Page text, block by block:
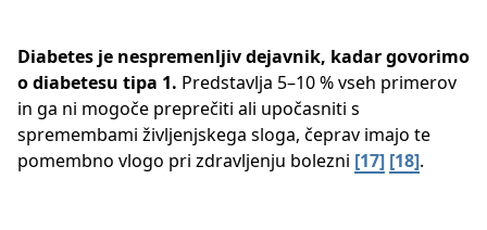
Diabetes je nespremenljiv dejavnik, kadar govorimo
o diabetesu tipa 1. Predstavlja 5–10 % vseh primerov
in ga ni mogoče preprečiti ali upočasniti s
spremembami življenjskega sloga, čeprav imajo te
pomembno vlogo pri zdravljenju bolezni ​ [17] [18]​.